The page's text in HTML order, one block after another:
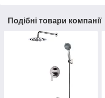
Подібні товари компанії